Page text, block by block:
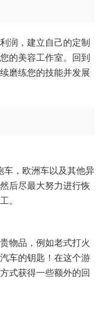
润，建立自己的定制
的美容工作室。回到
磨练您的技能并发展
车，欧洲车以及其他异
后尽最大努力进行恢
。
物品，例如老式打火
车的钥匙！在这个游
式获得一些额外的回